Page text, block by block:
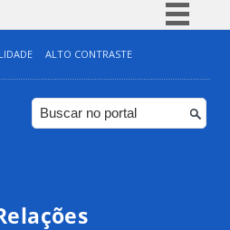
Simplifique!
Comunica BR
Participe
ALTO CONTRASTE